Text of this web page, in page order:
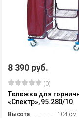
8 390 руб.
(0)
Тележка для
«Спектр», 95.280/10
Высота
104 см